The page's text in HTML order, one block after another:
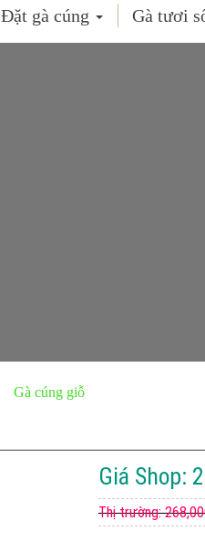
Đặt gà cúng Gà tươi
Gà cúng giỗ
Giá Shop:
Thị trường: